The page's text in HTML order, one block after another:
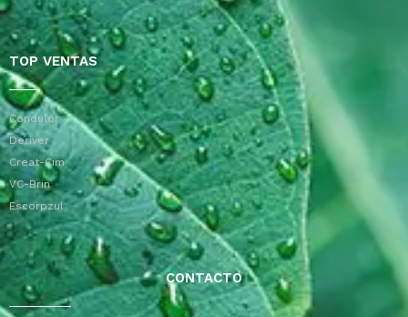
TOP VENTAS
Condulor
Deriver
Creat-Cim
VC-Brin
Escorpzul
CONTACTO